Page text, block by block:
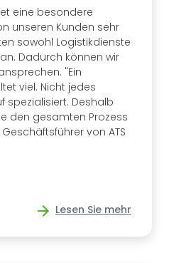
eine besondere
unseren Kunden sehr
sowohl Logistikdienste
Dadurch können wir
"Ein
viel. Nicht jedes
spezialisiert. Deshalb
den gesamten Prozess
von ATS
Lesen Sie mehr